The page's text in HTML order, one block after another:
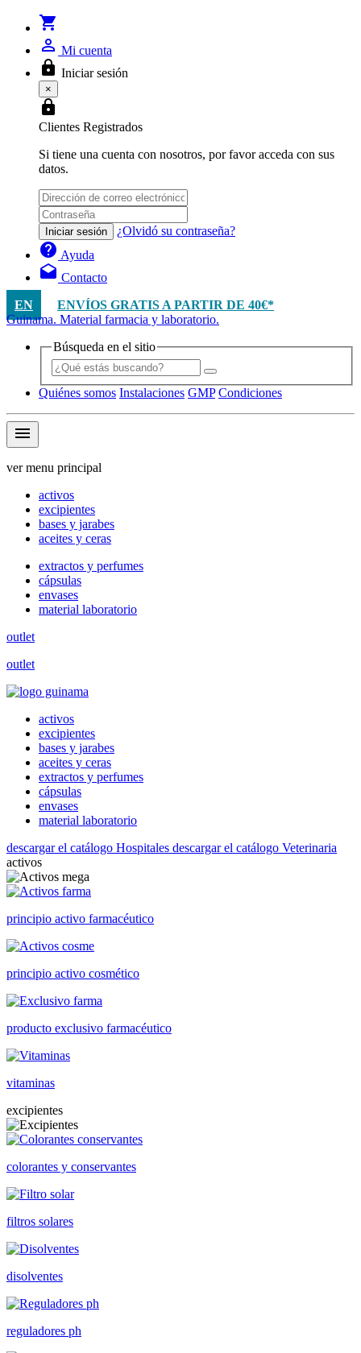
shopping_cart
person_outline Mi cuenta
lock Iniciar sesión
×
lock
Clientes Registrados
Si tiene una cuenta con nosotros, por favor acceda con sus
datos.
Iniciar sesión ¿Olvidó su contraseña?
help Ayuda
drafts Contacto
EN
ENVÍOS GRATIS A PARTIR DE 40€*
Guinama. Material farmacia y laboratorio.
Búsqueda en el sitio
Quiénes somos Instalaciones GMP Condiciones
menu
ver menu principal
activos
excipientes
bases y jarabes
aceites y ceras
extractos y perfumes
cápsulas
envases
material laboratorio
outlet
outlet
activos
excipientes
bases y jarabes
aceites y ceras
extractos y perfumes
cápsulas
envases
material laboratorio
descargar el catálogo Hospitales descargar el catálogo Veterinaria
activos
principio activo farmacéutico
principio activo cosmético
producto exclusivo farmacéutico
vitaminas
excipientes
colorantes y conservantes
filtros solares
disolventes
reguladores ph